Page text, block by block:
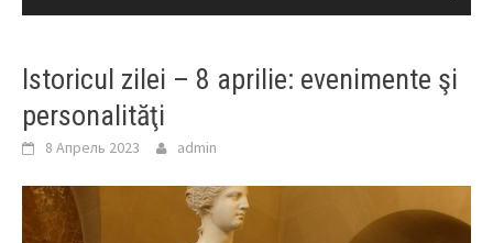
Istoricul zilei – 8 aprilie: evenimente şi
personalităţi
8 Апрель 2023 admin